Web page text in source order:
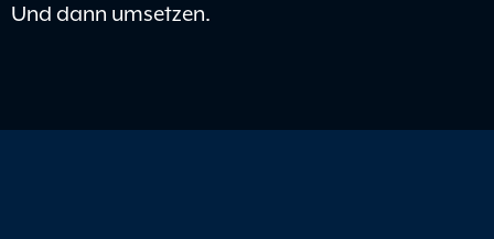
Und dann umsetzen.